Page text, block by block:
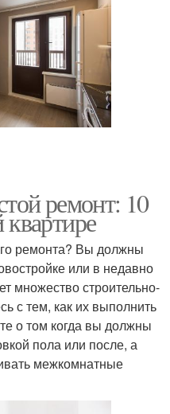
ремонт: 10
ремонта? Вы должны
или в недавно
множество строительно-
с тем, как их выполнить
о том когда вы должны
пола или после, а
межкомнатные